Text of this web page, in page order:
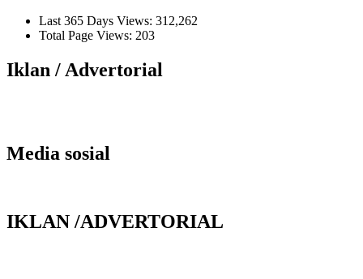
Last 365 Days Views: 312,262
Total Page Views: 203
Iklan / Advertorial
Media sosial
IKLAN /ADVERTORIAL